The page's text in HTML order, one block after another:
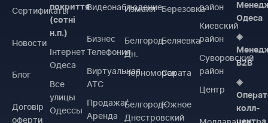
Сертификаты
Новости
Блог
Договiр
оферти
покриття
(сотні
н.п.)
Інтернет
Одеса
Все
улицы
Одессы
Видеонаблюдение
Бизнес
Телефония
Виртуальная
АТС
Продажа/
Аренда
Измаил
Белгород-
Дн.
Черноморск
Белгород-
Днестровский
Березовка
Беляевка
Сарата
Южное
район
Киевский
район
Суворовский
район
Центр
Одеса
◈
B2B
◈
колл-